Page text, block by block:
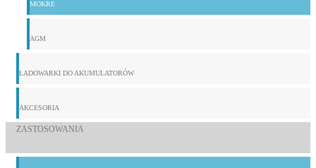
MOKRE
AGM
ŁADOWARKI DO AKUMULATORÓW
AKCESORIA
ZASTOSOWANIA